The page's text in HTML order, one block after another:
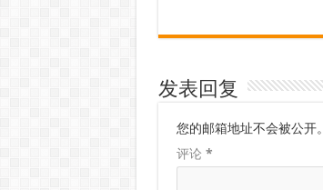
发表回复
您的邮箱地址不会被公开。
评论 *